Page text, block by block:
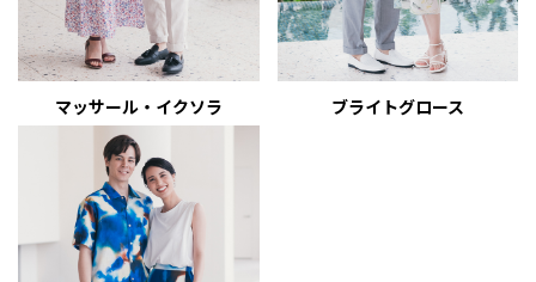
マッサール・イクソラ ブライトグロース